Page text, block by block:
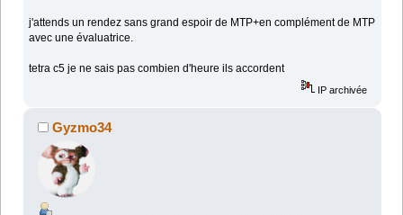
j'attends un rendez sans grand espoir de MTP+en complément de MTP
avec une évaluatrice.
tetra c5 je ne sais pas combien d'heure ils accordent
IP archivée
Gyzmo34